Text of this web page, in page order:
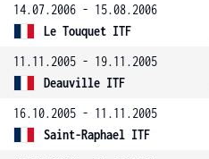
14.07.2006 - 15.08.2006
Le Touquet ITF
11.11.2005 - 19.11.2005
Deauville ITF
16.10.2005 - 11.11.2005
Saint-Raphael ITF